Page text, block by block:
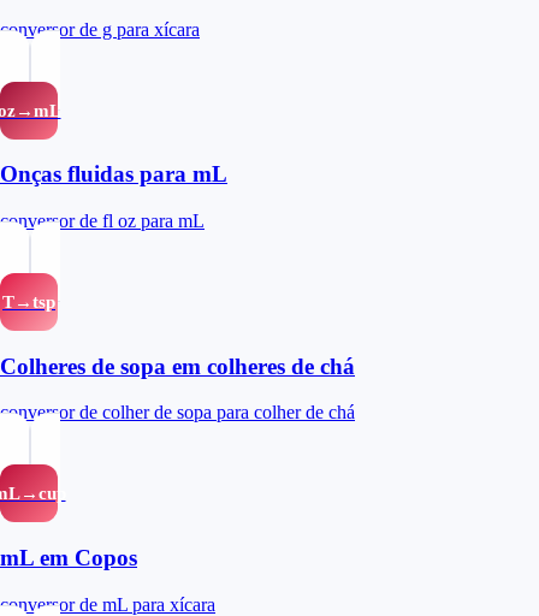
conversor de g para xícara
Onças fluidas para mL
conversor de fl oz para mL
T→tsp
Colheres de sopa em colheres de chá
conversor de colher de sopa para colher de chá
mL em Copos
conversor de mL para xícara